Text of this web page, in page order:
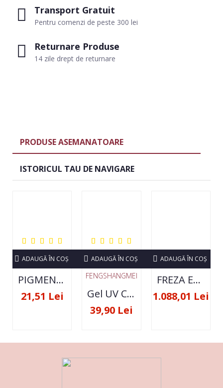
Transport Gratuit
Pentru comenzi de peste 300 lei
Returnare Produse
14 zile drept de returnare
PRODUSE ASEMANATOARE
ISTORICUL TAU DE NAVIGARE
PIGMENT NEON SET 12 CULORI
21,51 Lei
ADAUGĂ ÎN COŞ
FENGSHANGMEI
Gel UV Constructie FSM 50ML - 07
39,90 Lei
ADAUGĂ ÎN COŞ
FREZA ELECTRICA STRONG 210 35000 RPM- ORIGINALA
1.088,01 Lei
ADAUGĂ ÎN COŞ